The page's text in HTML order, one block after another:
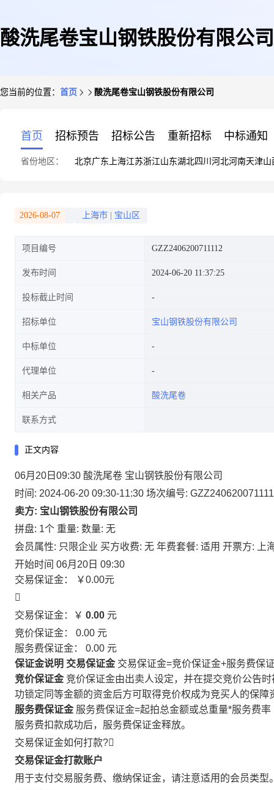
酸洗尾卷宝山钢铁股份有限公司
您当前的位置： 首页 酸洗尾卷宝山钢铁股份有限公司
首页 招标预告 招标公告 重新招标 中标通知
省份地区： 北京广东 上海江苏浙江山东湖北四川 河北河南天津山
2026-08-07 上海市 宝山区
项目编号 GZZ2406200711112
发布时间 2024-06-20 11:37:25
投标截止时间
招标单位 宝山钢铁股份有限公司
中标单位
代理单位
相关产品 酸洗尾卷
联系方式
正文内容
06月20日09:30 酸洗尾卷 宝山钢铁股份有限公司
时间: 2024-06-20 09:30-11:30 场次编号:
卖方: 宝山钢铁股份有限公司
拼盘: 1个 重量: 数量: 无
会员属性: 只限企业 买方收费: 无 年费套餐: 适用 开票方: 上
开始时间 06月20日 09:30
交易保证金：
￥0.00元

交易保证金：￥ 0.00 元
竞价保证金： 0.00 元
服务费保证金： 0.00 元
保证金说明 交易保证金 交易保证金=竞价保证金+服务费保
竞价保证金 竞价保证金由出卖人设定，并在提交竞价公告
功锁定同等金额的资金后方可取得竞价权成为竞买人的保障
服务费保证金 服务费保证金=起拍总金额或总重量*服务费率
服务费扣款成功后，服务费保证金释放。
交易保证金如何打款?
交易保证金打款账户
用于支付交易服务费、缴纳保证金，请注意适用的会员类型